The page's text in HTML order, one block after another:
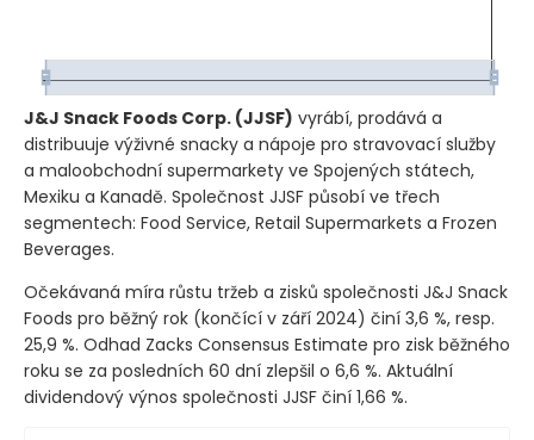
J&J Snack Foods Corp. (JJSF) vyrábí, prodává a
distribuuje výživné snacky a nápoje pro stravovací služby
a maloobchodní supermarkety ve Spojených státech,
Mexiku a Kanadě. Společnost JJSF působí ve třech
segmentech: Food Service, Retail Supermarkets a Frozen
Beverages.
Očekávaná míra růstu tržeb a zisků společnosti J&J Snack
Foods pro běžný rok (končící v září 2024) činí 3,6 %, resp.
25,9 %. Odhad Zacks Consensus Estimate pro zisk běžného
roku se za posledních 60 dní zlepšil o 6,6 %. Aktuální
dividendový výnos společnosti JJSF činí 1,66 %.